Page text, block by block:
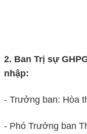
2. Ban Trị sự
nhập:
- Trưởng ban: Hòa
- Phó Trưởng ban